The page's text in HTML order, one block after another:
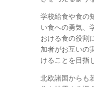
学校給食や食の
い食への勇気、
おける食の役割
加者がお互いの
けることを目指
北欧諸国からも